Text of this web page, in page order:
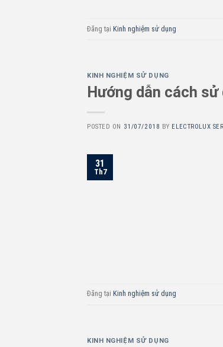
Đăng tại Kinh nghiệm sử dụng
KINH NGHIỆM SỬ DỤNG
Hướng dẫn cách
POSTED ON 31/07/2018 BY ELECTROLUX
31
Th7
Đăng tại Kinh nghiệm sử dụng
KINH NGHIỆM SỬ DỤNG